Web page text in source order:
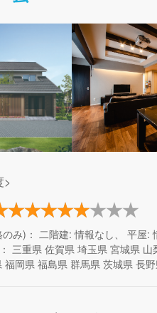
>
み)：
二階建: 情報なし、 平屋:
三重県 佐賀県 埼玉県 宮城県 山
福岡県 福島県 群馬県 茨城県 長